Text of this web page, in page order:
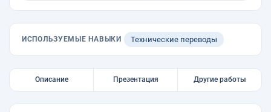
ИСПОЛЬЗУЕМЫЕ НАВЫКИ Технические переводы
Описание Презентация Другие работы